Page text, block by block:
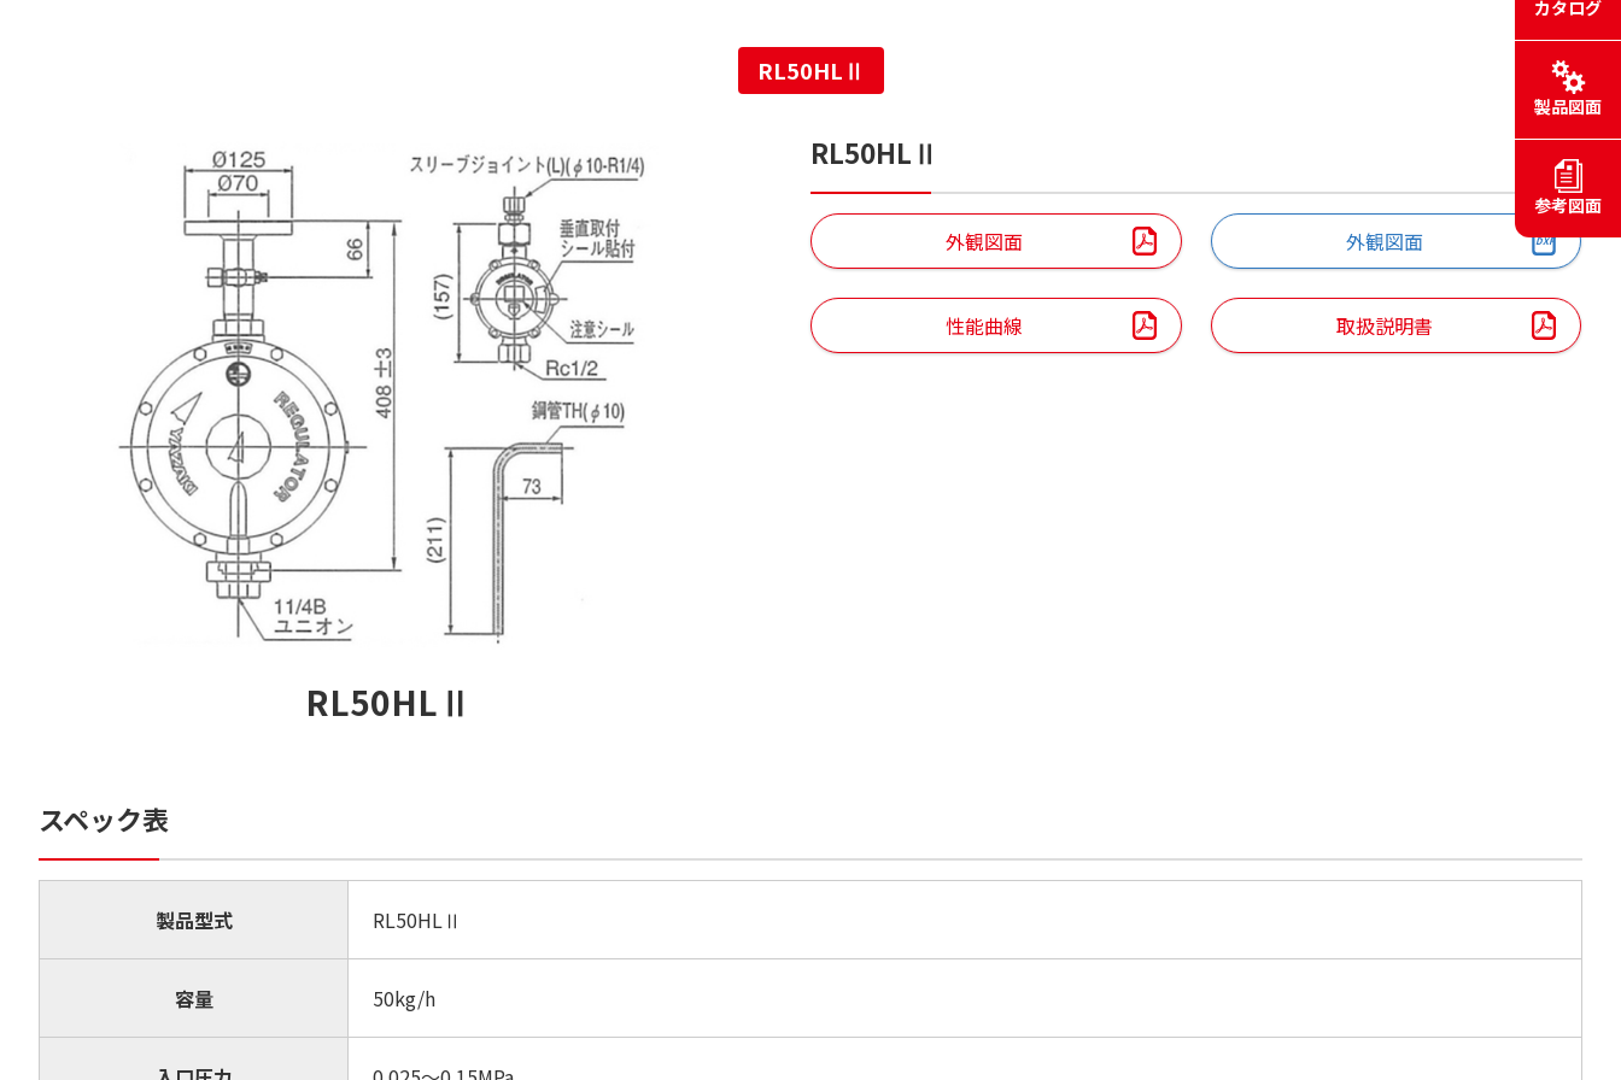
RL50HLⅡ
RL50HLⅡ
RL50HLⅡ
外観図面 外観図面
性能曲線 取扱説明書
スペック表
製品型式 RL50HLⅡ
容量 50kg/h
カタログ
製品図面
参考図面